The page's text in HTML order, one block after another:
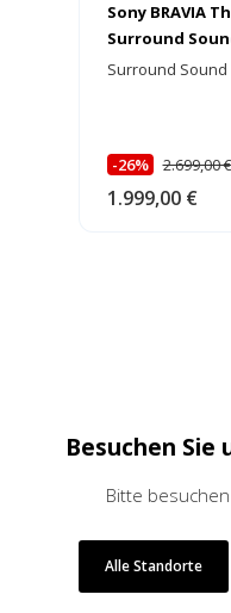
Sony BRAVIA
Surround
Surround
-26% 2.699,00 €
1.999,00 €
Besuchen Sie
Bitte
Alle Standorte